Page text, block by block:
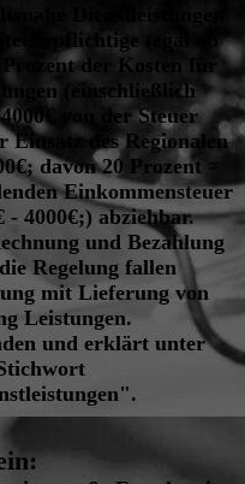
Dienstleistungen
(egal ob
Prozent der Kosten
(einschließlich
von derSteuer
Einsatz des Regionalen
davon 20 Prozent =
Einkommensteuer
- 4000€;) abziehbar.
und Bezahlung
Regelung fallen
mit Lieferung von
Leistungen.
und erklärt unter